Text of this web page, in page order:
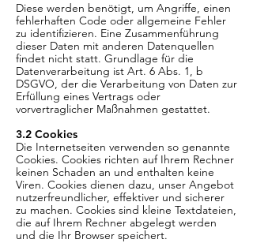
Diese werden benötigt, um Angriffe, einen
fehlerhaften Code oder allgemeine Fehler
zu identifizieren. Eine Zusammenführung
dieser Daten mit anderen Datenquellen
findet nicht statt. Grundlage für die
Datenverarbeitung ist Art. 6 Abs. 1, b
DSGVO, der die Verarbeitung von Daten zur
Erfüllung eines Vertrags oder
vorvertraglicher Maßnahmen gestattet.
3.2 Cookies
Die Internetseiten verwenden so genannte
Cookies. Cookies richten auf Ihrem Rechner
keinen Schaden an und enthalten keine
Viren. Cookies dienen dazu, unser Angebot
nutzerfreundlicher, effektiver und sicherer
zu machen. Cookies sind kleine Textdateien,
die auf Ihrem Rechner abgelegt werden
und die Ihr Browser speichert.